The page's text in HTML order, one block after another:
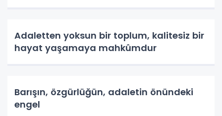
Adaletten yoksun bir toplum, kalitesiz bir
hayat yaşamaya mahkûmdur
Barışın, özgürlüğün, adaletin önündeki
engel